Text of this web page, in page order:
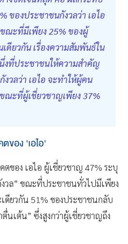
ของประชาชนกังวลว่า เอไอ
ณะที่มีเพียง 25% ของผู้
ดียวกัน เรื่องความสัมพันธ์ใน
งที่ประชาชนให้ความสำคัญ
งวลว่า เอไอ จะทำให้ผู้คน
ณะที่ผู้เชี่ยวชาญเพียง 37%
ของ 'เอไอ'
ตของ เอไอ ผู้เชี่ยวชาญ 47% ระบุ
งวล” ขณะที่ประชาชนทั่วไปมีเพียง
ยวกัน 51% ของประชาชนกลับ
ตื่นเต้น” ซึ่งสูงกว่าผู้เชี่ยวชาญถึง